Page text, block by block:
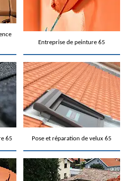
Entreprise de peinture 65
65 Pose et réparation de velux 65